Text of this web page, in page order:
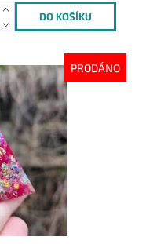
PRODÁNO